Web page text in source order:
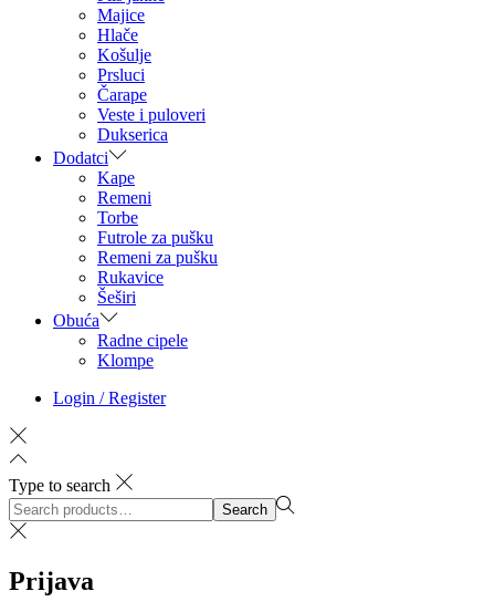
Majice
Hlače
Košulje
Prsluci
Čarape
Veste i puloveri
Dukserica
Dodatci
Kape
Remeni
Torbe
Futrole za pušku
Remeni za pušku
Rukavice
Šeširi
Obuća
Radne cipele
Klompe
Login / Register
Type to search
Search
for:>
Search
Prijava